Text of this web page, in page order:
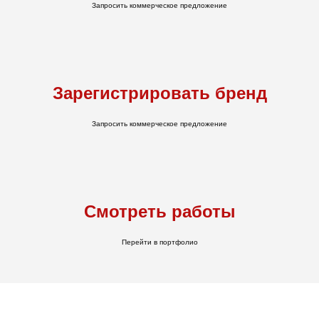
Запросить коммерческое предложение
Зарегистрировать бренд
Запросить коммерческое предложение
Смотреть работы
Перейти в портфолио